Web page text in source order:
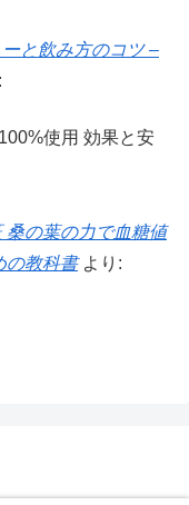
と飲み方のコツ –
使用 効果と安
桑の葉の力で血糖値
の教科書 より: